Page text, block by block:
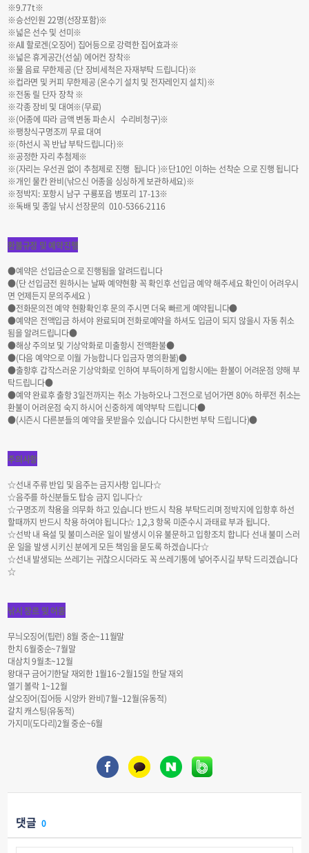
※9.77t※
※승선인원 22명(선장포함)※
※넓은 선수 및 선미※
※All 할로겐(오징어) 집어등으로 강력한 집어효과※
※넓은 휴게공간(선실) 에어컨 장착※
※물 음료 무한제공 (단 장비세척은 자재부탁 드립니다)※
※컵라면 및 커피 무한제공 (온수기 설치 및 전자레인지 설치)※
※전동 릴 단자 장착 ※
※각종 장비 및 대여※(무료)
※(어종에 따라 금액 변동 파손시 수리비청구)※
※팽창식구명조끼 무료 대여
※(하선시 꼭 반납 부탁드립니다)※
※공정한 자리 추첨제※
※(자리는 우선권 없이 추첨제로 진행 됩니다 )※단10인 이하는 선착순 으로 진행 됩니다
※개인 물칸 완비(낚으신 어종을 싱싱하게 보관하세요)※
※정박지: 포항시 남구 구룡포읍 병포리 17-13※
※독배 및 종일 낚시 선장문의 010-5366-2116
환불규정 및 예약진행
●예약은 선입금순으로 진행됨을 알려드립니다
●(단 선입금전 원하시는 날짜 예약현황 꼭 확인후 선입금 예약 해주세요 확인이 어려우시
면 언제든지 문의주세요 )
●전화문의전 예약 현황확인후 문의 주시면 더욱 빠르게 예약됩니다●
●예약은 전액입금 하셔야 완료되며 전화로예약을 하셔도 입금이 되지 않을시 자동 취소
됨을 알려드립니다●
●해상 주의보 및 기상악화로 미출항시 전액환불●
●(다음 예약으로 이월 가능합니다 입금자 명의환불)●
●출항후 갑작스러운 기상악화로 인하여 부득이하게 입항시에는 환불이 어려운점 양해 부
탁드립니다●
●예약 완료후 출항 3일전까지는 취소 가능하오나 그전으로 넘어가면 80% 하루전 취소는
환불이 어려운점 숙지 하시어 신중하게 예약부탁 드립니다●
●(시즌시 다른분들의 예약을 못받을수 있습니다 다시한번 부탁 드립니다)●
주의사항
☆선내 주류 반입 및 음주는 금지사항 입니다☆
☆음주를 하신분들도 탑승 금지 입니다☆
☆구명조끼 착용을 의무화 하고 있습니다 반드시 착용 부탁드리며 정박지에 입항후 하선
할때까지 반드시 착용 하여야 됩니다☆ 1,2,3 항목 미준수시 과태료 부과 됩니다.
☆선박 내 욕설 및 불미스러운 일이 발생시 이유 불문하고 입항조치 합니다 선내 불미 스러
운 일을 발생 시키신 분에게 모든 책임을 묻도록 하겠습니다☆
☆선내 발생되는 쓰레기는 귀찮으시더라도 꼭 쓰레기통에 넣어주시길 부탁 드리겠습니다
☆
낚시 장르 및 어종
무늬오징어(팁런) 8월 중순~11월말
한치 6월중순~7월말
대삼치 9월초~12월
왕대구 금어기한달 재외한 1월16~2월15일 한달 재외
열기 볼락 1~12월
살오징어(집어등 시앙카 완비)7월~12월(유동적)
갈치 캐스팅(유동적)
가지미(도다리)2월 중순~6월
댓글 0